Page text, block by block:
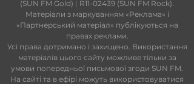
(SUN FM Gold) | R11-02439 (SUN FM Rock).
Матеріали з маркуванням «Реклама» і
«Партнерський матеріал» публікуються на
правах реклами.
Усі права дотримано і захищено. Використання
матеріалів цього сайту можливе тільки за
умови попередньої письмової згоди SUN FM.
На сайті та в ефірі можуть використовуватися